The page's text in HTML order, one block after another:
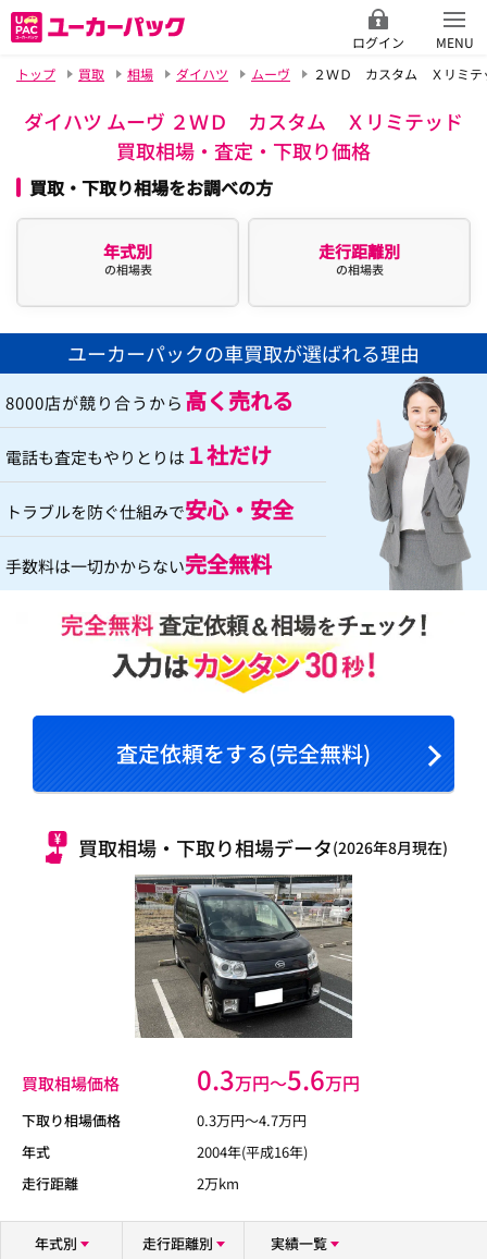
ログイン
MENU
トップ
買取 相場 ダイハツ ムーヴ ２ＷＤ カスタム Ｘリミテ
ダイハツ ムーヴ ２ＷＤ カスタム Ｘリミテッド
買取相場・査定・下取り価格
買取・下取り相場をお調べの方
年式別
の相場表
走行距離別
の相場表
ユーカーパックの車買取が選ばれる理由
8000店が競り合うから 高く売れる
電話も査定もやりとりは １社だけ
トラブルを防ぐ仕組みで安心・安全
手数料は一切かからない完全無料
査定依頼をする(完全無料)
買取相場・下取り相場データ(2026年8月現在)
買取相場価格 0.3万円〜5.6万円
下取り相場価格 0.3万円〜4.7万円
年式
2004年(平成16年)
走行距離
2万km
年式別 走行距離別 実績一覧